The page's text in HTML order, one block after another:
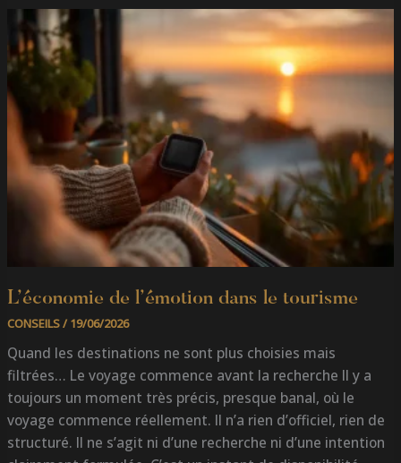
L’économie de l’émotion dans le tourisme
CONSEILS/ 19/06/2026
Quand les destinations ne sont plus choisies mais
filtrées… Le voyage commence avant la recherche Il y a
toujours un moment très précis, presque banal, où le
voyage commence réellement. Il n’a rien d’officiel, rien de
structuré. Il ne s’agit ni d’une recherche ni d’une intention
L’ÉCONOMIE
DE
L’ÉMOTION
DANS
LE
TOURISME